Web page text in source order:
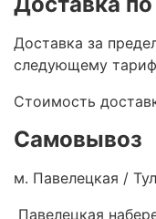
Доставка за
следующему
Стоимость
Самовывоз
м. Павелецкая /
Павелецкая